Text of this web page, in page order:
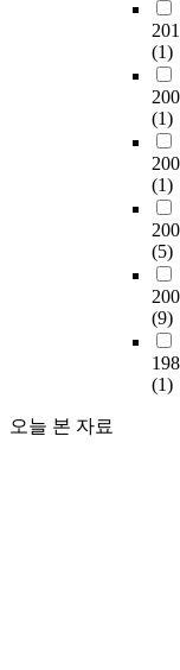
(1)
(1)
(1)
(5)
(9)
(1)
오늘 본 자료